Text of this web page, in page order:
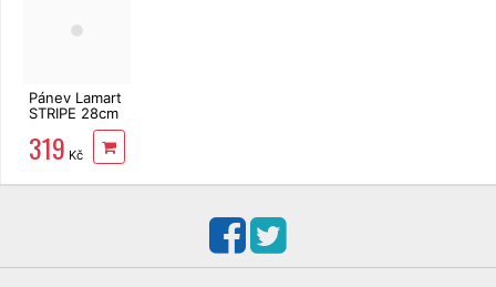
Pánev Lamart
STRIPE 28cm
319 Kč